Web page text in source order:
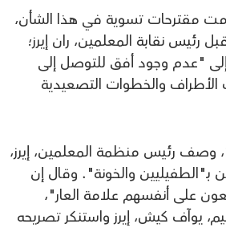
مقترحات تسوية في هذا الشأن،
رئيس نقابة المعلمين، ران إيرز؛
أشارت القناة 13 إلى "عدم وجود أفق للتوصل إلى
والخطوات التصعيدية
وفي حديث للقناة 13، وصف رئيس منظمة المعلمين، إيرز،
بـ"الطفيليين والخونة". وقال إن
على أنفسهم علامة العار"،
يوآف كيش، إيرز واستنكر تصريحه